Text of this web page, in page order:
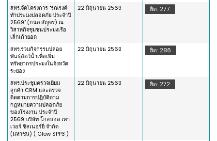
สทร.จัดโครงการ "รณรงค์
ทำประมงปลอดภัย ประจำปี
2569" (กนอ.สัญจร) ณ
วิสาหกิจชุมชนประมงเรือ
เล็กเก้ายอด
22 มิถุนายน 2569 ฮิต: 277
สทร.ร่วมกิจกรรมปล่อย
พันธุ์สัตว์น้ำเพื่อเพิ่ม
ทรัพยากรประมงในจังหวัด
ระยอง
22 มิถุนายน 2569 ฮิต: 286
สทร.ประชุมตรวจเยี่ยม
ลูกค้า CRM และตรวจ
ติดตามการปฏิบัติตาม
กฎหมายความปลอดภัย
ของโรงงาน ประจำปี
2569 บริษัท โกลบอล เพา
เวอร์ ซิลเนอร์ยี่ จำกัด
(มหาชน) ( Glow SPP3 )
22 มิถุนายน 2569 ฮิต: 272